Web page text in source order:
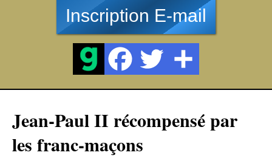
Inscription E-mail
Jean-Paul II récompensé par
les franc-maçons